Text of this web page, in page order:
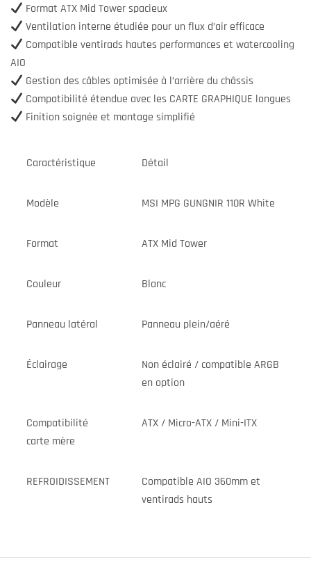
Format ATX Mid Tower spacieux
Ventilation interne étudiée pour un flux d’air efficace
Compatible ventirads hautes performances et watercooling
AIO
Gestion des câbles optimisée à l’arrière du châssis
Compatibilité étendue avec les CARTE GRAPHIQUE longues
Finition soignée et montage simplifié
Caractéristique Détail
Modèle MSI MPG GUNGNIR 110R White
Format ATX Mid Tower
Couleur Blanc
Panneau latéral Panneau plein/aéré
Éclairage
Non éclairé / compatible ARGB
en option
Compatibilité
carte mère
ATX / Micro-ATX / Mini-ITX
REFROIDISSEMENT
Compatible AIO 360mm et
ventirads hauts